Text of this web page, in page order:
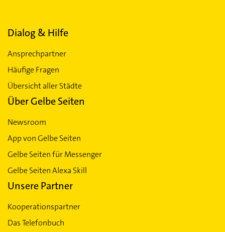
Dialog & Hilfe
Ansprechpartner
Häufige Fragen
Übersicht aller Städte
Über Gelbe Seiten
Newsroom
App von Gelbe Seiten
Gelbe Seiten für Messenger
Gelbe Seiten Alexa Skill
Unsere Partner
Kooperationspartner
Das Telefonbuch